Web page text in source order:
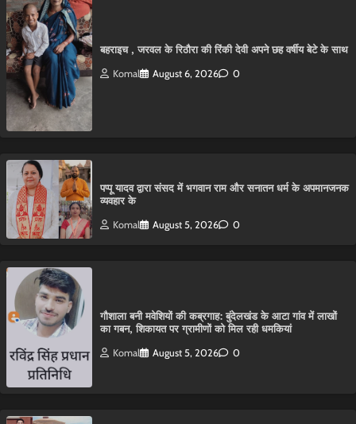
बहराइच , जरवल के रिठौरा की रिंकी देवी अपने छह वर्षीय बेटे के साथ
Komal August 6, 2026 0
पप्पू यादव द्वारा संसद में भगवान राम और सनातन धर्म के अपमानजनक
व्यवहार के
Komal August 5, 2026 0
गौशाला बनी मवेशियों की कब्रगाह: बुंदेलखंड के आटा गांव में लाखों
का गबन, शिकायत पर ग्रामीणों को मिल रही धमकियां
Komal August 5, 2026 0